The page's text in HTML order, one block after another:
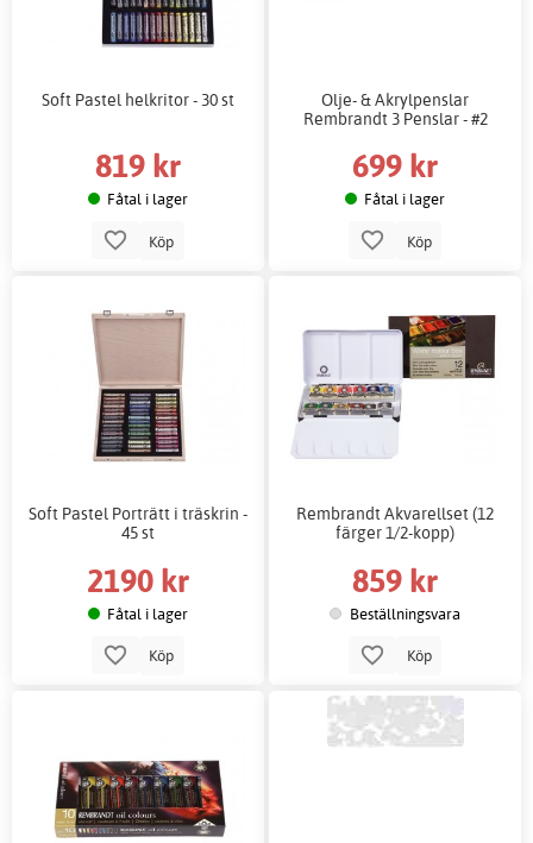
Soft Pastel helkritor - 30 st
819 kr
Fåtal i lager
Köp
Olje- & Akrylpenslar
Rembrandt 3 Penslar - #2
699 kr
Fåtal i lager
Köp
Soft Pastel Porträtt i träskrin -
45 st
2190 kr
Fåtal i lager
Köp
Rembrandt Akvarellset (12
färger 1/2-kopp)
859 kr
Beställningsvara
Köp